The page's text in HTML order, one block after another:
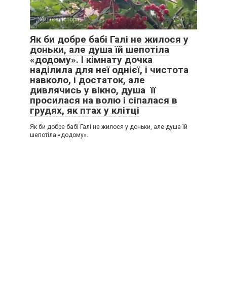
Життєві історії 0
Як би добре бабі Галі не жилося у
доньки, але душа їй шепотіла
«додому». І кімнату дочка
наділила для неї однієї, і чистота
навколо, і достаток, але
дивлячись у вікно, душа її
просилася на волю і сіпалася в
грудях, як птах у клітці
Як би добре бабі Галі не жилося у доньки, але душа їй
шепотіла «додому».